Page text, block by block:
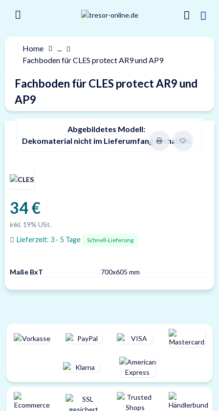
Home
...
Fachboden für CLES protect AR9 und AP9
Fachboden für CLES protect AR9 und
AP9
Abgebildetes Modell:
Dekomaterial nicht im Lieferumfang enthalten.
34 €
inkl. 19% USt.
Lieferzeit: 3 - 5 Tage Schnell-Lieferung
Maße BxT 700x605 mm